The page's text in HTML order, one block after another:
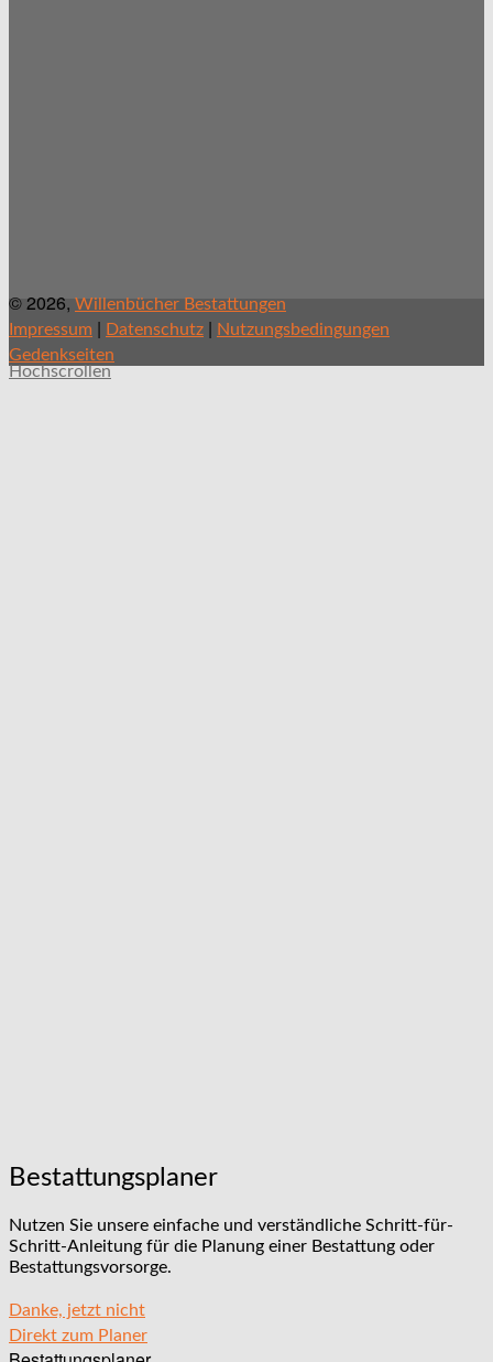
© 2026, Willenbücher Bestattungen
Impressum | Datenschutz | Nutzungsbedingungen
Gedenkseiten
Hochscrollen
Bestattungsplaner
Nutzen Sie unsere einfache und verständliche Schritt-für-
Schritt-Anleitung für die Planung einer Bestattung oder
Bestattungsvorsorge.
Danke, jetzt nicht
Direkt zum Planer